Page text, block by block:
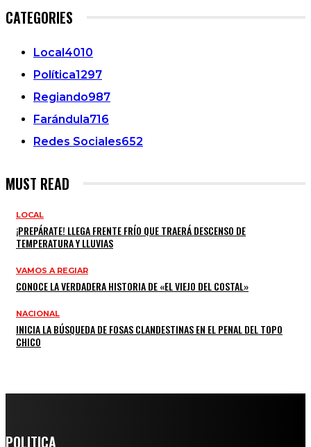
CATEGORIES
Local4010
Política1297
Regiando987
Farándula716
Redes Sociales652
MUST READ
LOCAL
¡PREPÁRATE! LLEGA FRENTE FRÍO QUE TRAERÁ DESCENSO DE
TEMPERATURA Y LLUVIAS
VAMOS A REGIAR
CONOCE LA VERDADERA HISTORIA DE «EL VIEJO DEL COSTAL»
NACIONAL
INICIA LA BÚSQUEDA DE FOSAS CLANDESTINAS EN EL PENAL DEL TOPO
CHICO
POLITICA